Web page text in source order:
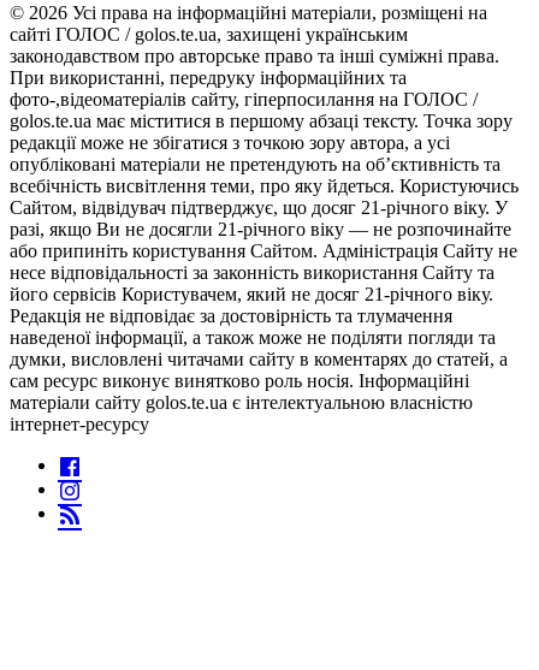
© 2026 Усі права на інформаційні матеріали, розміщені на
сайті ГОЛОС / golos.te.ua, захищені українським
законодавством про авторське право та інші суміжні права.
При використанні, передруку інформаційних та
фото-,відеоматеріалів сайту, гіперпосилання на ГОЛОС /
golos.te.ua має міститися в першому абзаці тексту. Точка зору
редакції може не збігатися з точкою зору автора, а усі
опубліковані матеріали не претендують на об’єктивність та
всебічність висвітлення теми, про яку йдеться. Користуючись
Сайтом, відвідувач підтверджує, що досяг 21-річного віку. У
разі, якщо Ви не досягли 21-річного віку — не розпочинайте
або припиніть користування Сайтом. Адміністрація Сайту не
несе відповідальності за законність використання Сайту та
його сервісів Користувачем, який не досяг 21-річного віку.
Редакція не відповідає за достовірність та тлумачення
наведеної інформації, а також може не поділяти погляди та
думки, висловлені читачами сайту в коментарях до статей, а
сам ресурс виконує винятково роль носія. Інформаційні
матеріали сайту golos.te.ua є інтелектуальною власністю
інтернет-ресурсу